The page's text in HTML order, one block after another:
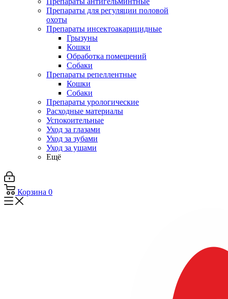
Препараты для регуляции половой
охоты
Препараты инсектоакарицидные
Грызуны
Кошки
Обработка помещений
Собаки
Препараты репеллентные
Кошки
Собаки
Препараты урологические
Расходные материалы
Успокоительные
Уход за глазами
Уход за зубами
Уход за ушами
Ещё
Корзина 0